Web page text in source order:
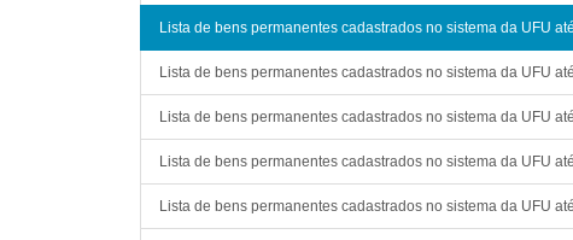
Lista de bens permanentes cadastrados no sistema da UFU
Lista de bens permanentes cadastrados no sistema da UFU
Lista de bens permanentes cadastrados no sistema da UFU
Lista de bens permanentes cadastrados no sistema da UFU
Lista de bens permanentes cadastrados no sistema da UFU